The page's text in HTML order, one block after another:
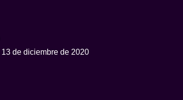
13 de diciembre de 2020